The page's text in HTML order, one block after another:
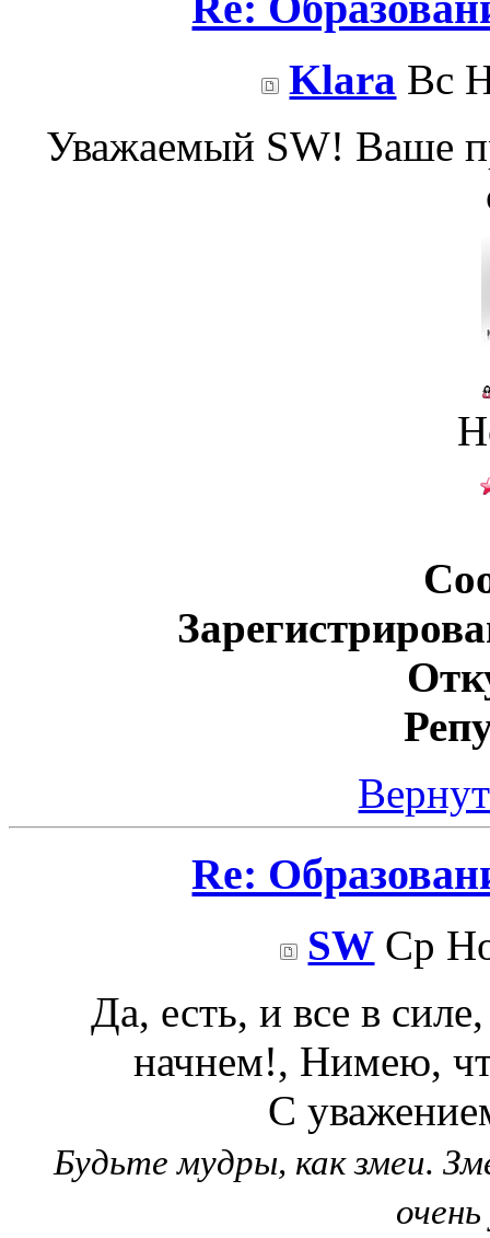
Klara Вс
Уважаемый SW! Ваше
Re:
SW Ср
Да, есть, и все в
начнем!, Нимею,
С
Будьте мудры, как змеи.